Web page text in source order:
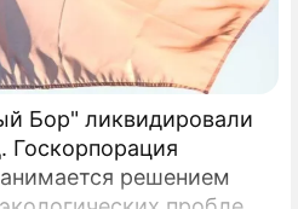
Бор" ликвидировали
решением